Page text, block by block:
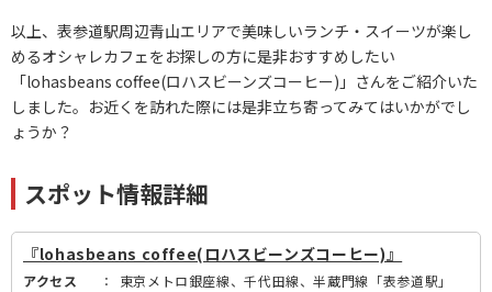
以上、表参道駅周辺青山エリアで美味しいランチ・スイーツが楽し
めるオシャレカフェをお探しの方に是非おすすめしたい
「lohasbeans coffee(ロハスビーンズコーヒー)」さんをご紹介いた
しました。お近くを訪れた際には是非立ち寄ってみてはいかがでし
ょうか？
スポット情報詳細
『lohasbeans coffee(ロハスビーンズコーヒー)』
アクセス ：
東京メトロ銀座線、千代田線、半蔵門線「表参道駅」